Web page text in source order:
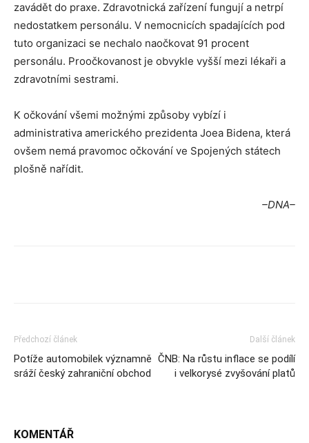
zavádět do praxe. Zdravotnická zařízení fungují a netrpí
nedostatkem personálu. V nemocnicích spadajících pod
tuto organizaci se nechalo naočkovat 91 procent
personálu. Proočkovanost je obvykle vyšší mezi lékaři a
zdravotními sestrami.
K očkování všemi možnými způsoby vybízí i
administrativa amerického prezidenta Joea Bidena, která
ovšem nemá pravomoc očkování ve Spojených státech
plošně nařídit.
–DNA–
Předchozí článek
Potíže automobilek významně
sráží český zahraniční obchod
Další článek
ČNB: Na růstu inflace se podílí
i velkorysé zvyšování platů
KOMENTÁŘ